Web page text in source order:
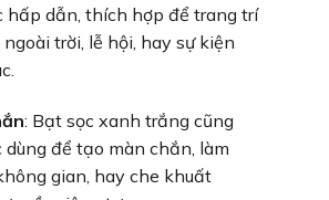
hấp dẫn, thích hợp để trang trí
trời, lễ hội, hay sự kiện
: Bạt sọc xanh trắng cũng
để tạo màn chắn, làm
gian, hay che khuất